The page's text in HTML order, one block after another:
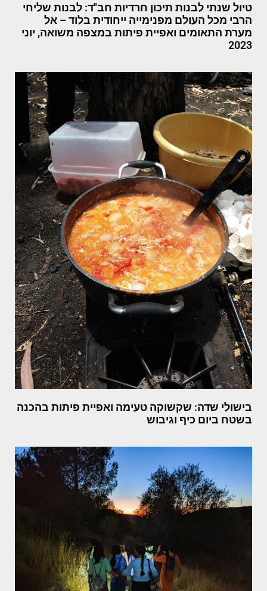
טיול שנתי לבנות תיכון חרדיות חב"ד: לבנות שליחי
הרבי מכל העולם מפנימייה ייחודית בלוד – אל
מערת התאומים ואפיית פיתות במצפה משואה, יוני
2023
בישולי שדה: שקשוקה טעימה ואפיית פיתות בהכנה
בשטח ביום כיף וגיבוש